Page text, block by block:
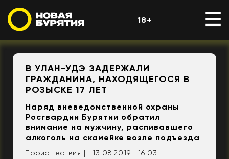
18+
В УЛАН-УДЭ ЗАДЕРЖАЛИ
ГРАЖДАНИНА, НАХОДЯЩЕГОСЯ В
РОЗЫСКЕ 17 ЛЕТ
Наряд вневедомственной охраны
Росгвардии Бурятии обратил
внимание на мужчину, распивавшего
алкоголь на скамейке возле подъезда
Происшествия | 13.08.2019 | 16:03